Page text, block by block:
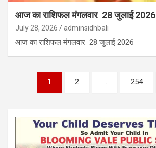
आज का राशिफल मंगलवार 28 जुलाई 2026
July 28, 2026 adminsidhbali
आज का राशिफल मंगलवार 28 जुलाई 2026
pagination
1 2 … 254